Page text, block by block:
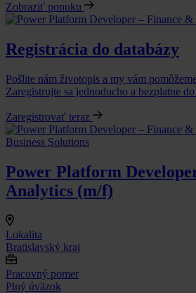
Zobraziť ponuku
Registrácia do databázy
Pošlite nám životopis a my vám
Zaregistrujte sa jednoducho a bezplatne
Zaregistrovať teraz
Power Platform
Analytics (m/f)
Lokalita
Bratislavský kraj
Pracovný pomer
Plný úväzok